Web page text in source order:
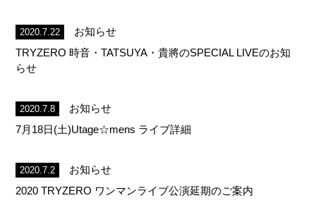
2020.7.22
お知らせ
TRYZERO 時音・TATSUYA・貴將のSPECIAL LIVEのお知
らせ
2020.7.8
お知らせ
7月18日(土)Utage☆mens ライブ詳細
2020.7.2
お知らせ
2020 TRYZERO ワンマンライブ公演延期のご案内